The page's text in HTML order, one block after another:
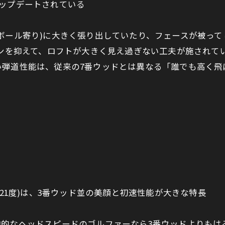
プデートされている
ール寄り)に大きく張り出していたり、フェースが被
を抑えて、ロフトが大きく見え過ぎない工夫が施され
道性能は、従来の7番ウッドとは異なる「誰でも高く
度)は、3番ウッド並の美顔と初速性能が大きな特長